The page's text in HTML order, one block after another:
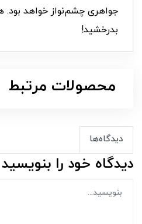
جواهری چشم‌نواز خواهد بود.
بدرخشید!
محصولات مرتبط
دیدگاه‌ها
دیدگاه خود را بنویسید